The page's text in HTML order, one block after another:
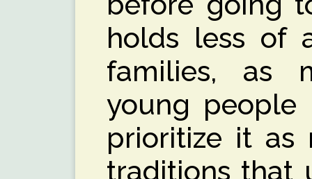
holds less of
families, as
young people
prioritize it as
traditions that